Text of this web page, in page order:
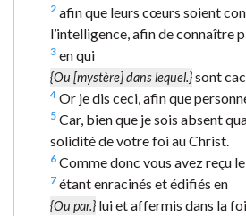
2 afin que leurs cœurs soient
l’intelligence, afin de connaître
3 en qui
{Ou [mystère] dans lequel.}sont
4 Or je dis ceci, afin que
5 Car, bien que je sois absent
solidité de votre foi au Christ.
6 Comme donc vous avez reçu
7 étant enracinés et édifiés en
{Ou par.} lui et affermis dans la